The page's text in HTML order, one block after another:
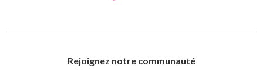
Rejoignez notre communauté